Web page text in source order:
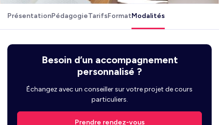
PrésentationPédagogieTarifsFormatModalités
Besoin d’un accompagnement
personnalisé ?
Échangez avec un conseiller sur votre projet de cours
particuliers.
Prendre rendez-vous